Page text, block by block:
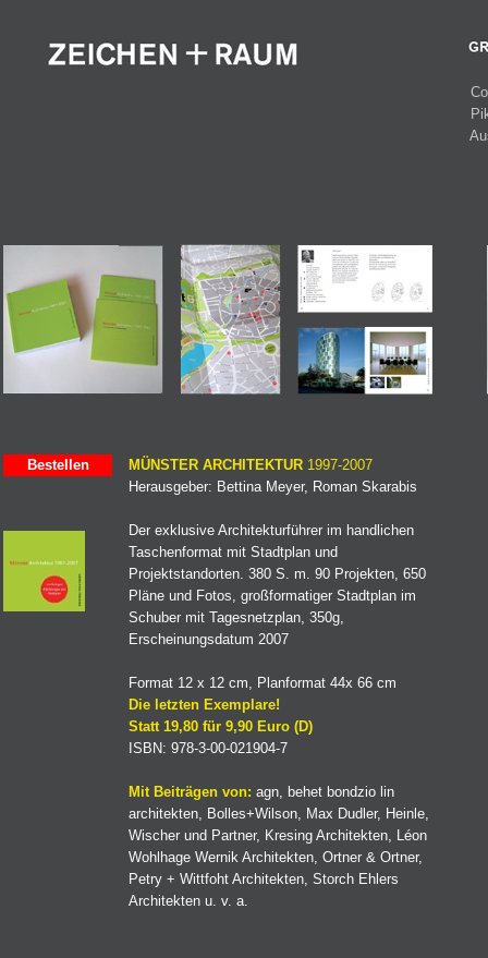
Bestellen MÜNSTER ARCHITEKTUR 1997-2007
Herausgeber: Bettina Meyer, Roman Skarabis
Der exklusive Architekturführer im handlichen
Taschenformat mit Stadtplan und
Projektstandorten. 380 S. m. 90 Projekten, 650
Pläne und Fotos, großformatiger Stadtplan im
Schuber mit Tagesnetzplan, 350g,
Erscheinungsdatum 2007
Format 12 x 12 cm, Planformat 44x 66 cm
Die letzten Exemplare!
Statt 19,80 für 9,90 Euro (D)
ISBN: 978-3-00-021904-7
Mit Beiträgen von: agn, behet bondzio lin
architekten, Bolles+Wilson, Max Dudler, Heinle,
Wischer und Partner, Kresing Architekten, Léon
Wohlhage Wernik Architekten, Ortner & Ortner,
Petry + Wittfoht Architekten, Storch Ehlers
Architekten u. v. a.